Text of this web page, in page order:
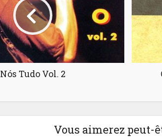
Nós Tudo Vol. 2
Vous aimerez peut-